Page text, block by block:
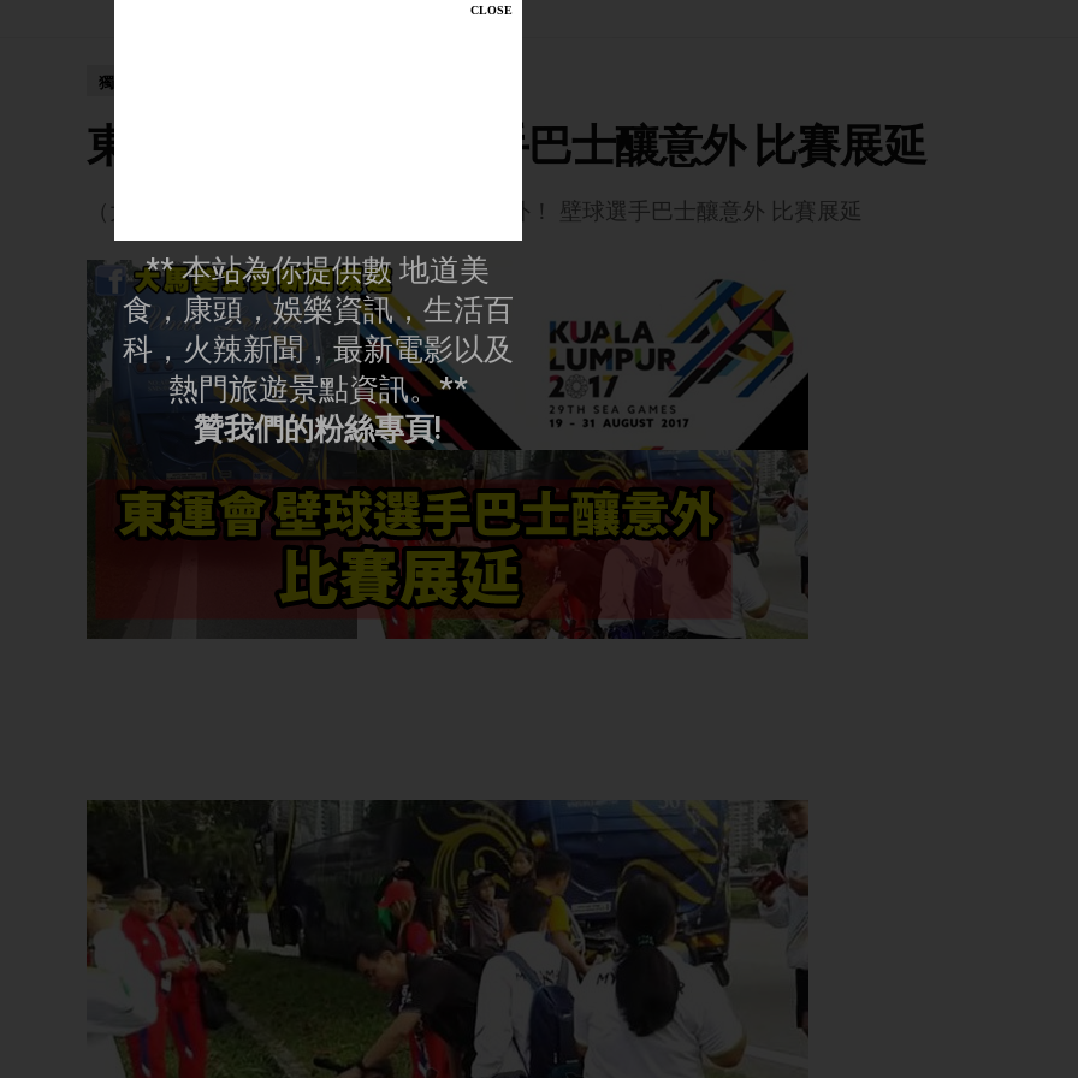
獨家新聞
東運會意外！ 壁球選手巴士釀意外 比賽展延
（大馬美食與新聞頻道 21日訊）東運會意外！ 壁球選手巴士釀意外 比賽展延
** 本站為你提供數 地道美
食，康頭，娛樂資訊，生活百
科，火辣新聞，最新電影以及
熱門旅遊景點資訊。**
贊我們的粉絲專頁!